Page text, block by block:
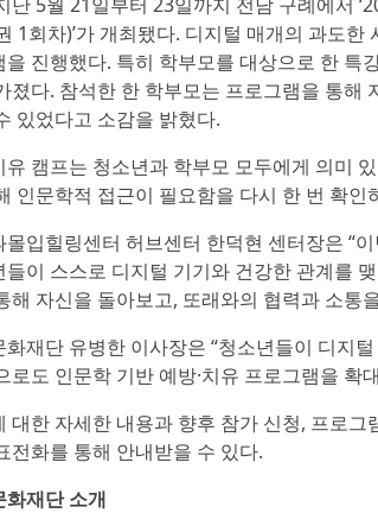
1회차)’가 개최됐다. 디지털 매개의 과도
을 진행했다. 특히 학부모를 대상으로 한 특
졌다. 참석한 한 학부모는 프로그램을 통해
있었다고 소감을 밝혔다.
유 캠프는 청소년과 학부모 모두에게 의미
인문학적 접근이 필요함을 다시 한 번 확인
몰입힐링센터 허브센터 한덕현 센터장은 “
들이 스스로 디지털 기기와 건강한 관계를
해 자신을 돌아보고, 또래와의 협력과 소통
화재단 유병한 이사장은 “청소년들이 디지
로도 인문학 기반 예방·치유 프로그램을 확
대한 자세한 내용과 향후 참가 신청, 프로
전화를 통해 안내받을 수 있다.
화재단 소개